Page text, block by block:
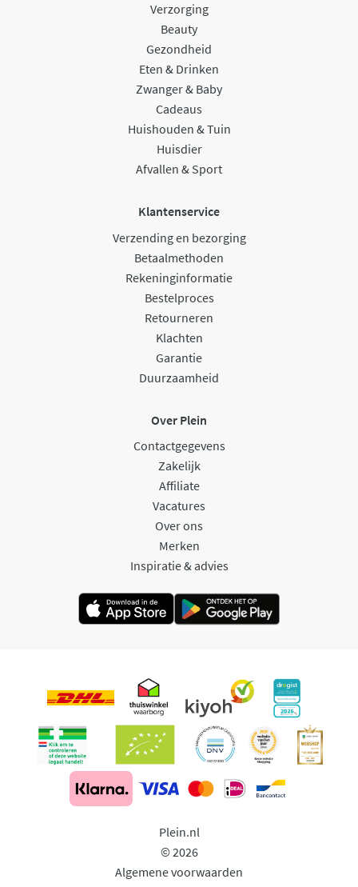
Verzorging
Beauty
Gezondheid
Eten & Drinken
Zwanger & Baby
Cadeaus
Huishouden & Tuin
Huisdier
Afvallen & Sport
Klantenservice
Verzending en bezorging
Betaalmethoden
Rekeninginformatie
Bestelproces
Retourneren
Klachten
Garantie
Duurzaamheid
Over Plein
Contactgegevens
Zakelijk
Affiliate
Vacatures
Over ons
Merken
Inspiratie & advies
Plein.nl
© 2026
Algemene voorwaarden